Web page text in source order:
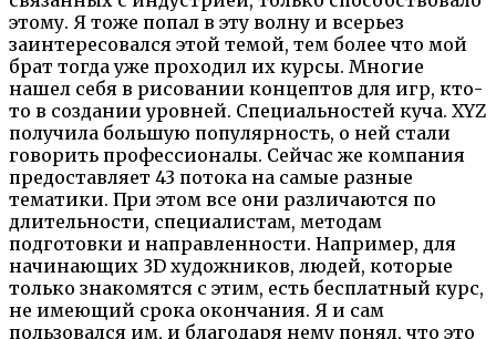
этому. Я тоже попал в эту волну и всерьез
заинтересовался этой темой, тем более что мой
брат тогда уже проходил их курсы. Многие
нашел себя в рисовании концептов для игр, кто-
то в создании уровней. Специальностей куча. XYZ
получила большую популярность, о ней стали
говорить профессионалы. Сейчас же компания
предоставляет 43 потока на самые разные
тематики. При этом все они различаются по
длительности, специалистам, методам
подготовки и направленности. Например, для
начинающих 3D художников, людей, которые
только знакомятся с этим, есть бесплатный курс,
не имеющий срока окончания. Я и сам
пользовался им, и благодаря нему понял, что это